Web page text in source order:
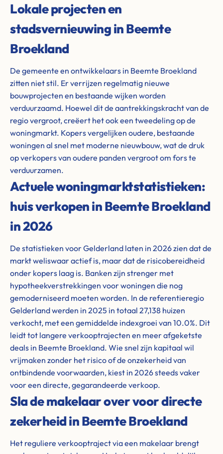
Lokale projecten en
stadsvernieuwing in Beemte
Broekland
De gemeente en ontwikkelaars in Beemte Broekland
zitten niet stil. Er verrijzen regelmatig nieuwe
bouwprojecten en bestaande wijken worden
verduurzaamd. Hoewel dit de aantrekkingskracht van de
regio vergroot, creëert het ook een tweedeling op de
woningmarkt. Kopers vergelijken oudere, bestaande
woningen al snel met moderne nieuwbouw, wat de druk
op verkopers van oudere panden vergroot om fors te
verduurzamen.
Actuele woningmarktstatistieken:
huis verkopen in Beemte Broekland
in 2026
De statistieken voor Gelderland laten in 2026 zien dat de
markt weliswaar actief is, maar dat de risicobereidheid
onder kopers laag is. Banken zijn strenger met
hypotheekverstrekkingen voor woningen die nog
gemoderniseerd moeten worden. In de referentieregio
Gelderland werden in 2025 in totaal 27,138 huizen
verkocht, met een gemiddelde indexgroei van 10.0%. Dit
leidt tot langere verkooptrajecten en meer afgeketste
deals in Beemte Broekland. Wie snel zijn kapitaal wil
vrijmaken zonder het risico of de onzekerheid van
ontbindende voorwaarden, kiest in 2026 steeds vaker
voor een directe, gegarandeerde verkoop.
Sla de makelaar over voor directe
zekerheid in Beemte Broekland
Het reguliere verkooptraject via een makelaar brengt